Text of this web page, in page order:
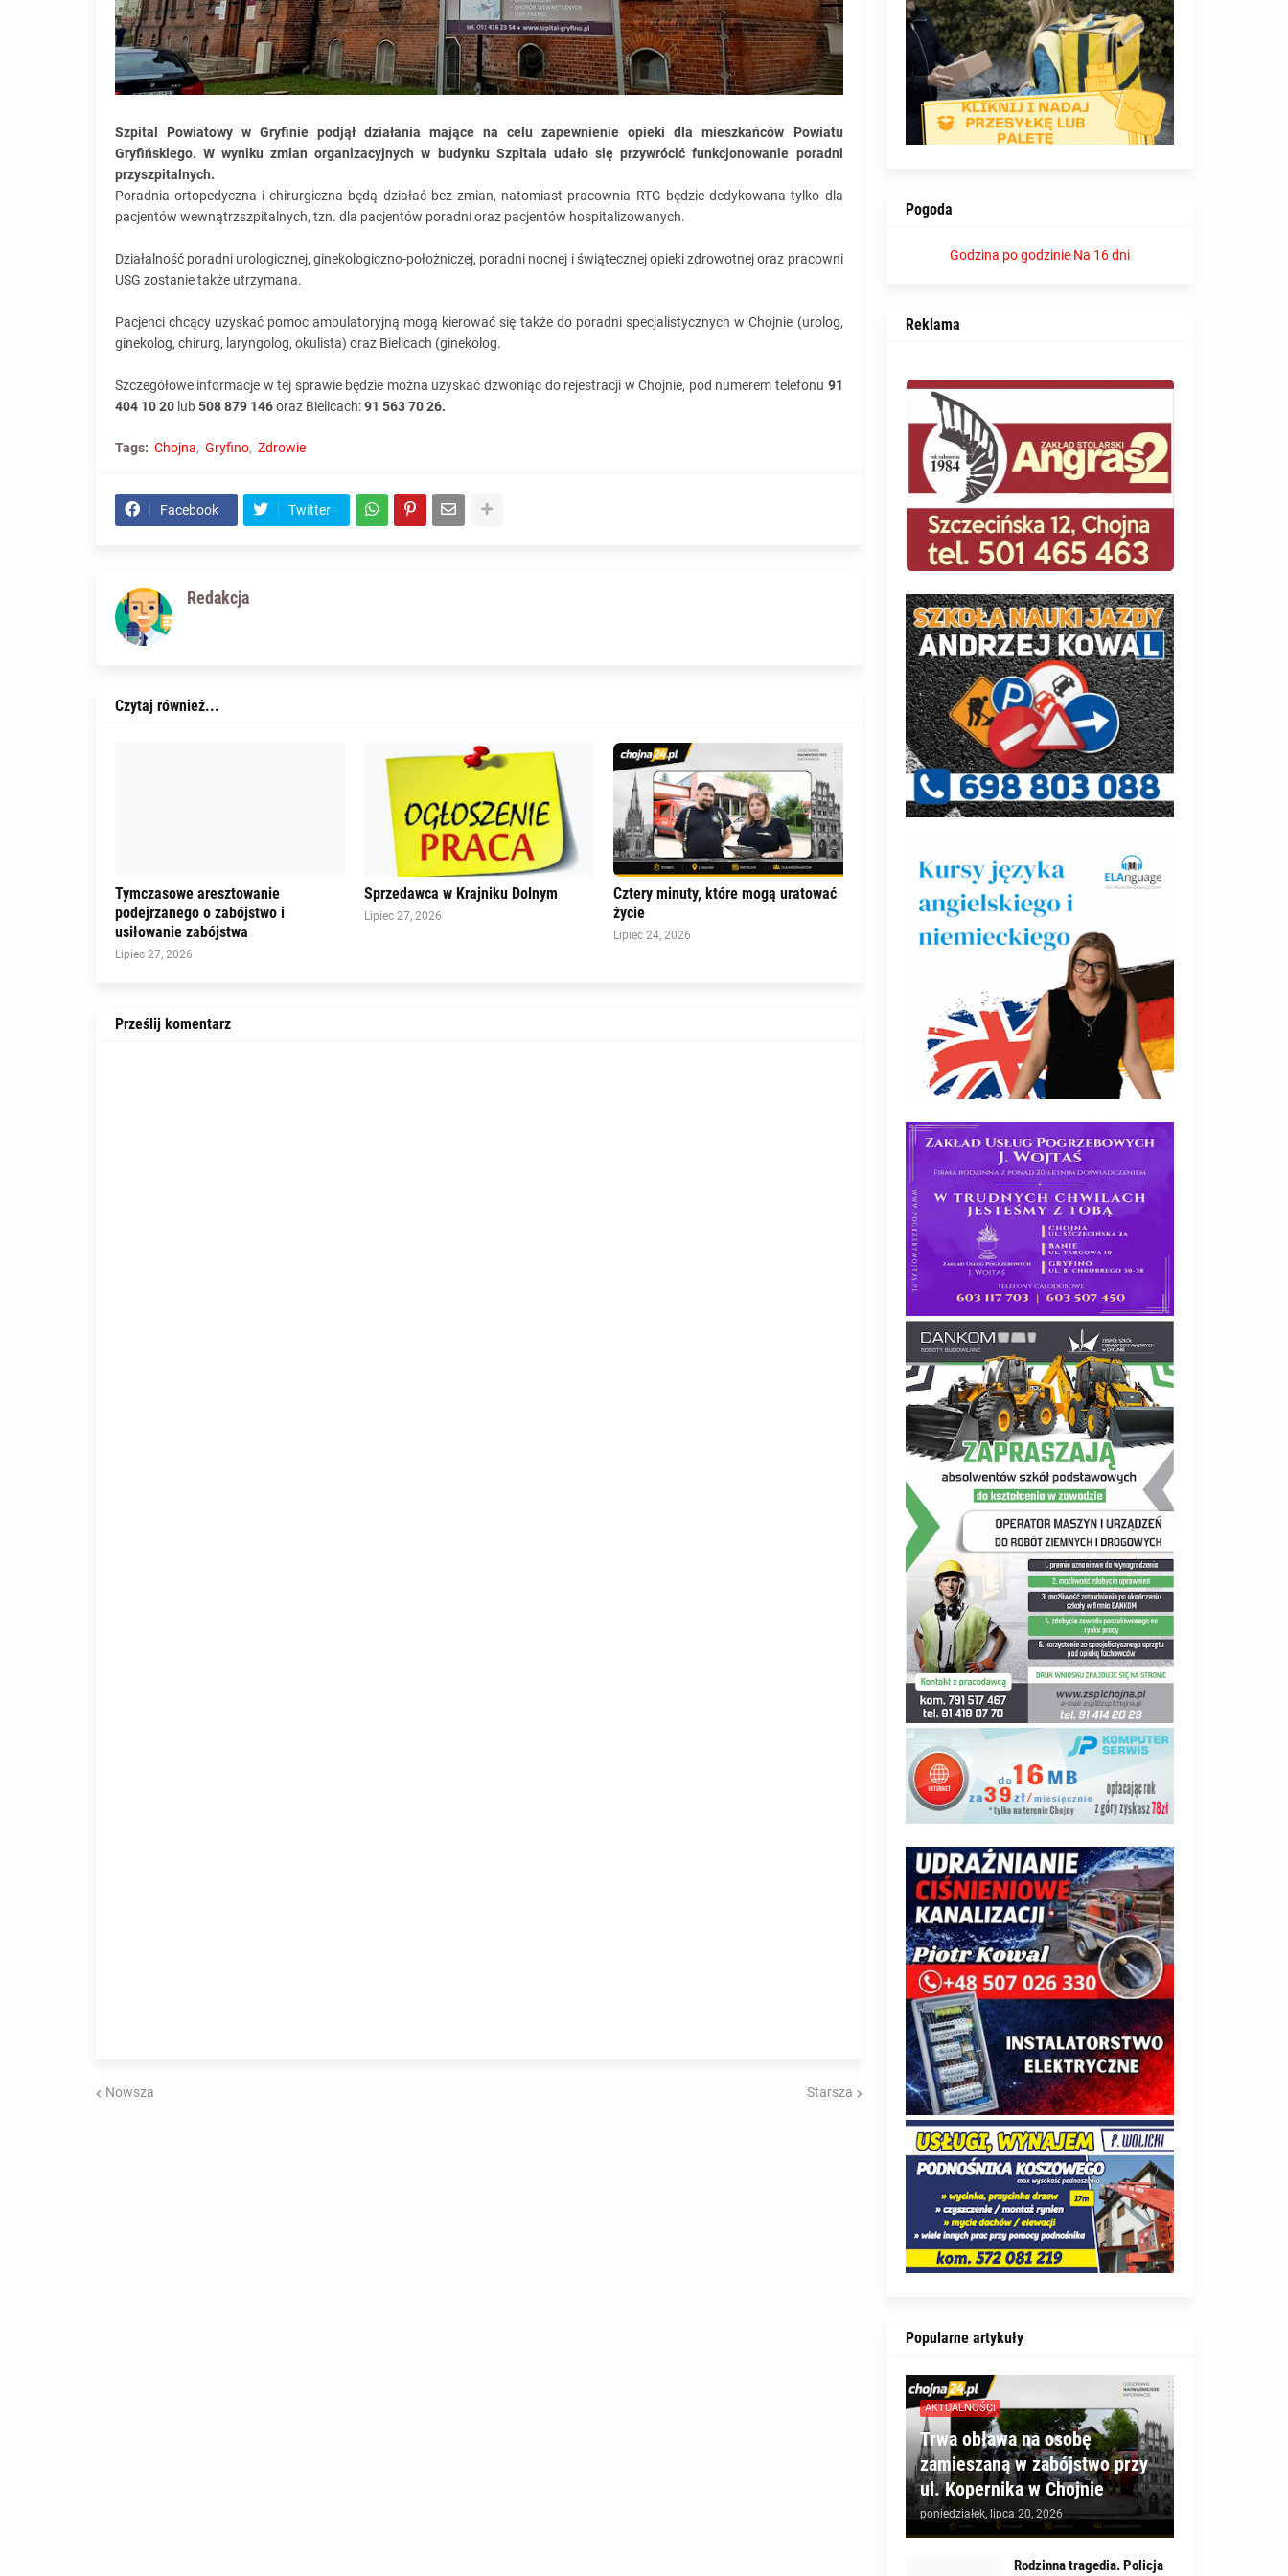
Szpital Powiatowy w Gryfinie podjął działania mające na celu zapewnienie opieki dla mieszkańców Powiatu
Gryfińskiego. W wyniku zmian organizacyjnych w budynku Szpitala udało się przywrócić funkcjonowanie poradni
przyszpitalnych.
Poradnia ortopedyczna i chirurgiczna będą działać bez zmian, natomiast pracownia RTG będzie dedykowana tylko dla
pacjentów wewnątrzszpitalnych, tzn. dla pacjentów poradni oraz pacjentów hospitalizowanych.
Działalność poradni urologicznej, ginekologiczno-położniczej, poradni nocnej i świątecznej opieki zdrowotnej oraz pracowni
USG zostanie także utrzymana.
Pacjenci chcący uzyskać pomoc ambulatoryjną mogą kierować się także do poradni specjalistycznych w Chojnie (urolog,
ginekolog, chirurg, laryngolog, okulista) oraz Bielicach (ginekolog.
Szczegółowe informacje w tej sprawie będzie można uzyskać dzwoniąc do rejestracji w Chojnie, pod numerem telefonu 91
404 10 20lub508 879 146oraz Bielicach:91 563 70 26.
Tags: Chojna Gryfino Zdrowie
Facebook Twitter
Redakcja
Czytaj również...
Tymczasowe aresztowanie
podejrzanego o zabójstwo i
usiłowanie zabójstwa
Lipiec 27, 2026
Sprzedawca w Krajniku Dolnym
Lipiec 27, 2026
Cztery minuty, które mogą uratować
życie
Lipiec 24, 2026
Prześlij komentarz
Nowsza Starsza
Pogoda
Godzina po godzinie Na 16 dni
Reklama
Popularne artykuły
AKTUALNOŚCI
Trwa obława na osobę
zamieszaną w zabójstwo przy
ul. Kopernika w Chojnie
poniedziałek, lipca 20, 2026
Rodzinna tragedia. Policja